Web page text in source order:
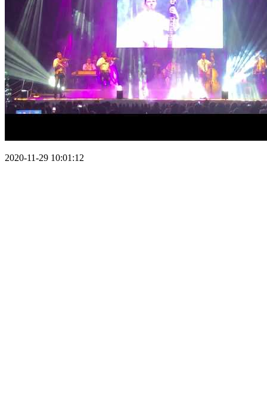
2020-11-29 10:01:12